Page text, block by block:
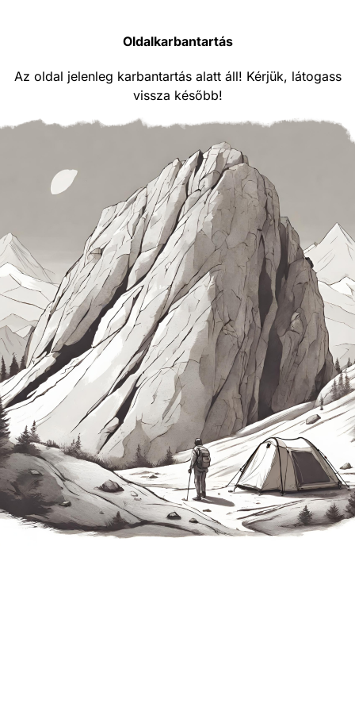
Oldalkarbantartás
Az oldal jelenleg karbantartás alatt áll! Kérjük, látogass
vissza később!